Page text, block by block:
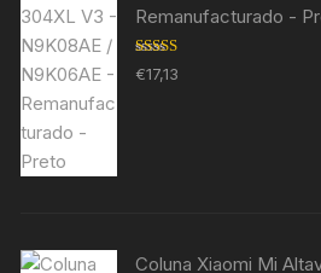
Remanufacturado -
Avaliação
5.00 de 5
€17,13
Coluna Xiaomi Mi